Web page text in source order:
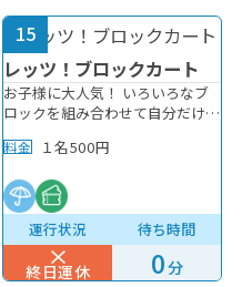
が外れていないお子様は、 水遊
び用おむつの着用をお願いいたし
ます。（現地で料金200円で販売
あり）※水温や気温によって見合
わせとなる場合があります。※保
護者の方は、お子様から目を離さ
ないようにご注意ください。お客
ては、当園は責任を負いかねま
す。
15
レッツ！ブロックカート
お子様に大人気！ いろいろなブ
ロックを組み合わせて自分だけの
転もできるよ。 ハンドルをしっ
な？
料金 １名500円
運行状況
終日運休
待ち時間
0分